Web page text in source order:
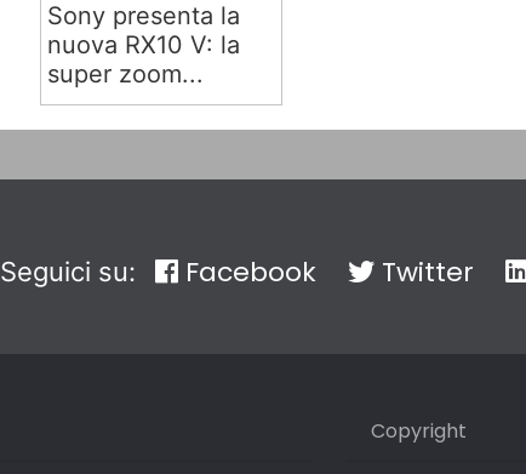
Sony presenta la
nuova RX10 V: la
super zoom...
Seguici su: Facebook Twitter
Copyright